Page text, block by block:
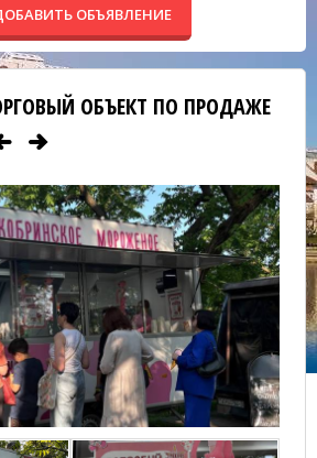
ОБЪЯВЛЕНИЕ
ОБЪЕКТ ПО ПРОДАЖЕ